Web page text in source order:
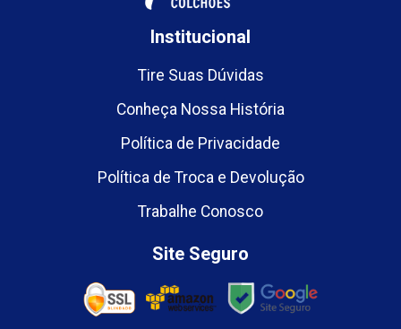
Institucional
Tire Suas Dúvidas
Conheça Nossa História
Política de Privacidade
Política de Troca e Devolução
Trabalhe Conosco
Site Seguro